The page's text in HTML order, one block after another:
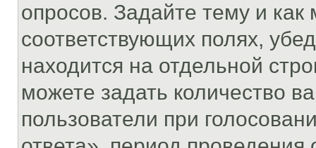
опросов. Задайте тему и
соответствующих полях,
находится на отдельной
можете задать количество
пользователи при